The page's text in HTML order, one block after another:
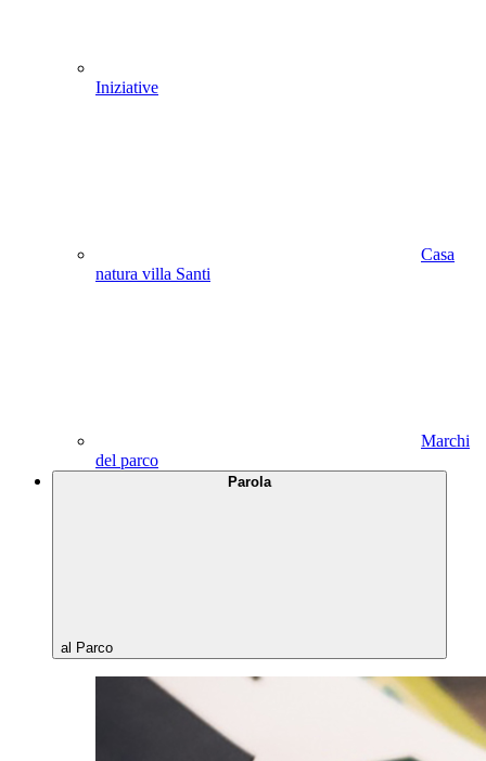
Iniziative
Casa
natura villa Santi
Marchi
del parco
Parola
al Parco